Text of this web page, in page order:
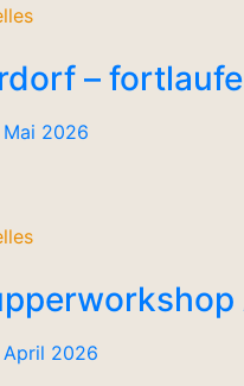
–
2026
April 2026